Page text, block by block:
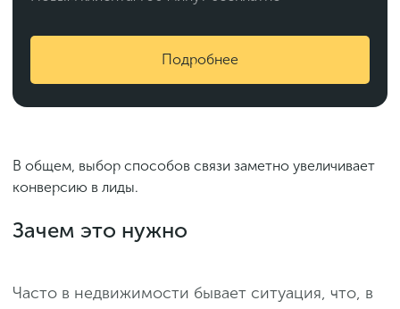
Подробнее
В общем, выбор способов связи заметно увеличивает
конверсию в лиды.
Зачем это нужно
Часто в недвижимости бывает ситуация, что, в